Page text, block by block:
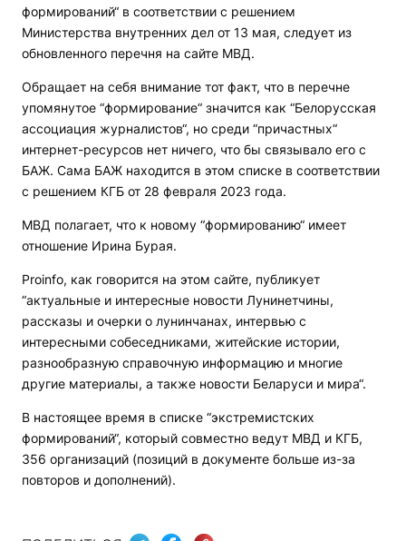
формирований“ в соответствии с решением
Министерства внутренних дел от 13 мая, следует из
обновленного перечня на сайте МВД.
Обращает на себя внимание тот факт, что в перечне
упомянутое “формирование“ значится как “Белорусская
ассоциация журналистов“, но среди “причастных“
интернет-ресурсов нет ничего, что бы связывало его с
БАЖ. Сама БАЖ находится в этом списке в соответствии
с решением КГБ от 28 февраля 2023 года.
МВД полагает, что к новому “формированию“ имеет
отношение Ирина Бурая.
Proinfo, как говорится на этом сайте, публикует
“актуальные и интересные новости Лунинетчины,
рассказы и очерки о лунинчанах, интервью с
интересными собеседниками, житейские истории,
разнообразную справочную информацию и многие
другие материалы, а также новости Беларуси и мира“.
В настоящее время в списке “экстремистских
формирований“, который совместно ведут МВД и КГБ,
356 организаций (позиций в документе больше из-за
повторов и дополнений).